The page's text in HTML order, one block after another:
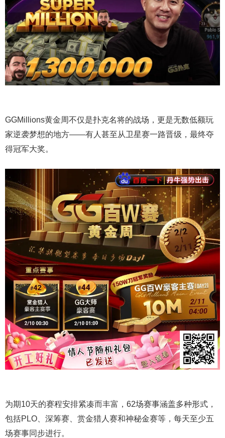
GGMillions黄金周不仅是扑克名将的战场，更是无数低额玩
家逆袭梦想的地方——有人甚至从卫星赛一路晋级，最终夺
得冠军大奖。
为期10天的赛程安排紧凑而丰富，62场赛事涵盖多种形式，
包括PLO、深筹赛、赏金猎人赛和神秘金赛等，每天至少五
场赛事同步进行。